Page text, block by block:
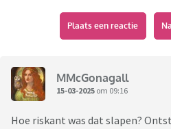
Plaats een reactie
MMcGonagall
15-03-2025 om 09:16
Hoe riskant was dat slapen?